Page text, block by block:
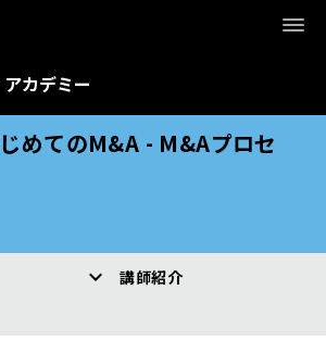
カデミー
めてのM&A - M&Aプロセ
講師紹介